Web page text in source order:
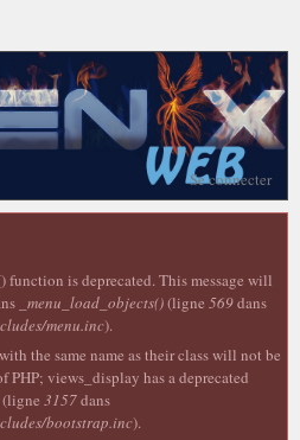
Se connecter
function is deprecated. This message will
_menu_load_objects()(ligne 569dans
menu.inc).
the same name as their class will not be
PHP; views_display has a deprecated
(ligne 3157dans
bootstrap.inc).